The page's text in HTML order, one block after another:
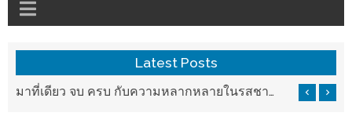
อ้วน
ศิริ
ปัน
นาฯ
เชียงใหม่
Latest Posts
แวะมาชิลยามเย็น กับจุดเช็คอินชมวิวดอยสุเทพสุดฟิน เครื่องดื่มและอาหารครบครันที่ Pool House